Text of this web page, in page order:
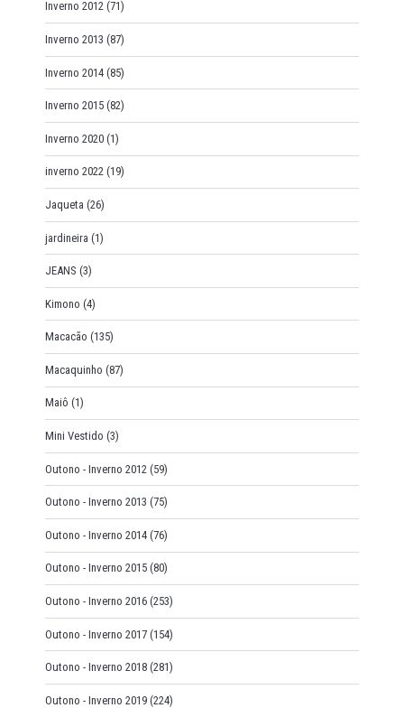
Inverno 2012 (71)
Inverno 2013 (87)
Inverno 2014 (85)
Inverno 2015 (82)
Inverno 2020 (1)
inverno 2022 (19)
Jaqueta (26)
jardineira (1)
JEANS (3)
Kimono (4)
Macacão (135)
Macaquinho (87)
Maiô (1)
Mini Vestido (3)
Outono - Inverno 2012 (59)
Outono - Inverno 2013 (75)
Outono - Inverno 2014 (76)
Outono - Inverno 2015 (80)
Outono - Inverno 2016 (253)
Outono - Inverno 2017 (154)
Outono - Inverno 2018 (281)
Outono - Inverno 2019 (224)